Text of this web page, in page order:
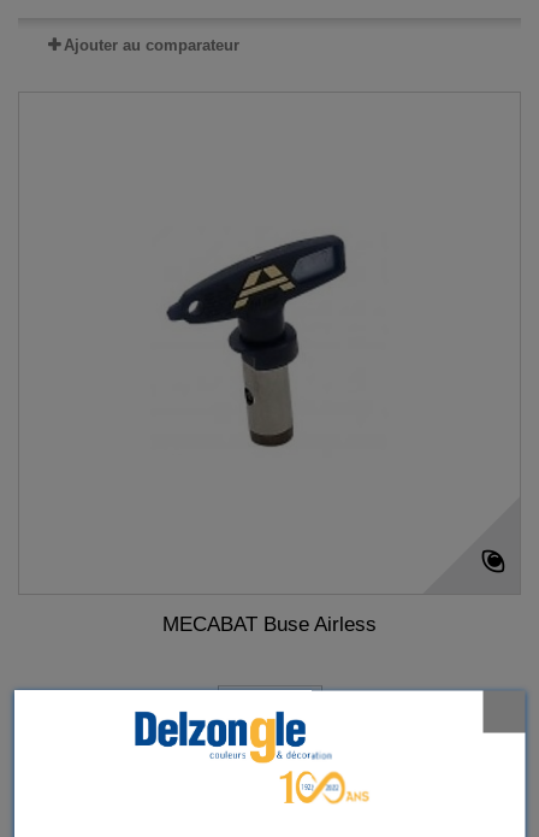
Ajouter au comparateur
MECABAT Buse Airless
Détails